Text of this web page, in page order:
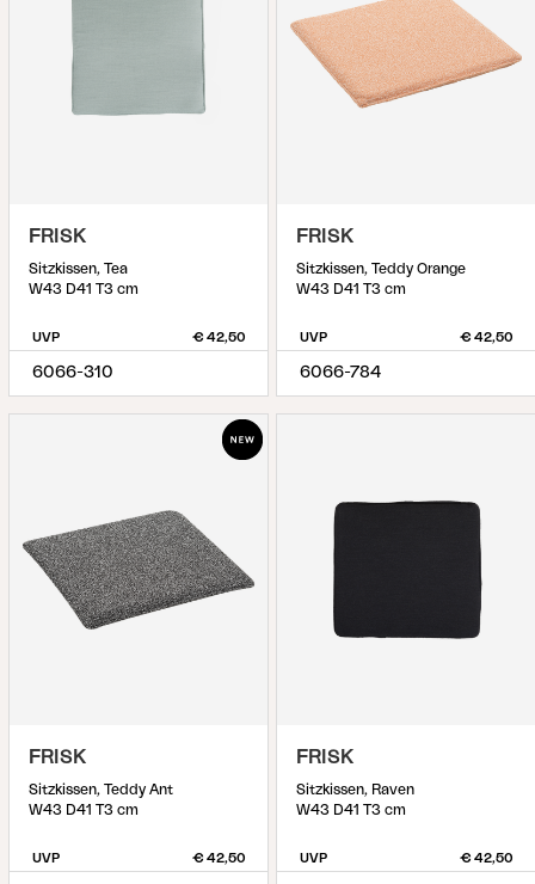
FRISK
Sitzkissen, Tea
W43 D41 T3 cm
UVP € 42,50
6066-310
FRISK
Sitzkissen, Teddy Orange
W43 D41 T3 cm
UVP € 42,50
6066-784
FRISK
Sitzkissen, Teddy Ant
W43 D41 T3 cm
UVP € 42,50
FRISK
Sitzkissen, Raven
W43 D41 T3 cm
UVP € 42,50